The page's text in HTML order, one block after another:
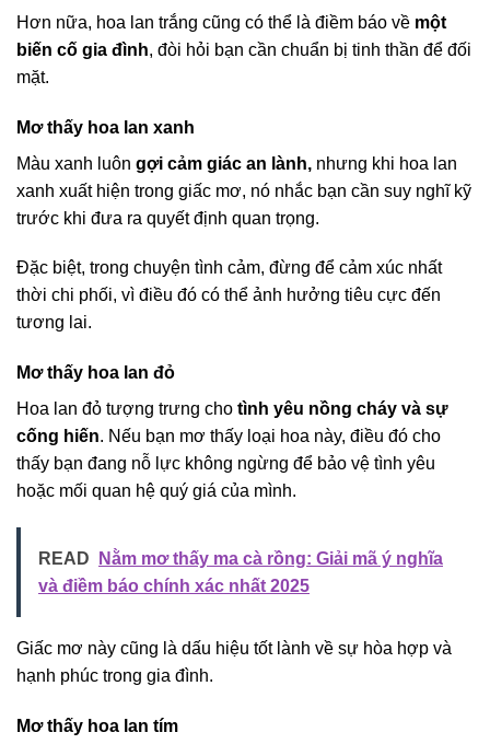
Hơn nữa, hoa lan trắng cũng có thể là điềm báo về một
biến cố gia đình, đòi hỏi bạn cần chuẩn bị tinh thần để đối
mặt.
Mơ thấy hoa lan xanh
Màu xanh luôn gợi cảm giác an lành, nhưng khi hoa lan
xanh xuất hiện trong giấc mơ, nó nhắc bạn cần suy nghĩ kỹ
trước khi đưa ra quyết định quan trọng.
Đặc biệt, trong chuyện tình cảm, đừng để cảm xúc nhất
thời chi phối, vì điều đó có thể ảnh hưởng tiêu cực đến
tương lai.
Mơ thấy hoa lan đỏ
Hoa lan đỏ tượng trưng cho tình yêu nồng cháy và sự
cống hiến. Nếu bạn mơ thấy loại hoa này, điều đó cho
thấy bạn đang nỗ lực không ngừng để bảo vệ tình yêu
hoặc mối quan hệ quý giá của mình.
READ
Nằm mơ thấy ma cà rồng: Giải mã ý nghĩa
và điềm báo chính xác nhất 2025
Giấc mơ này cũng là dấu hiệu tốt lành về sự hòa hợp và
hạnh phúc trong gia đình.
Mơ thấy hoa lan tím